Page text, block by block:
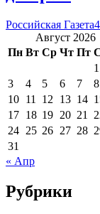
Российская Газета
Август 2026
Пн Вт Ср Чт Пт
1
3
4 5 6 7 8
10 11 12 13 14
17 18 19 20 21
24 25 26 27 28
31
« Апр
Рубрики